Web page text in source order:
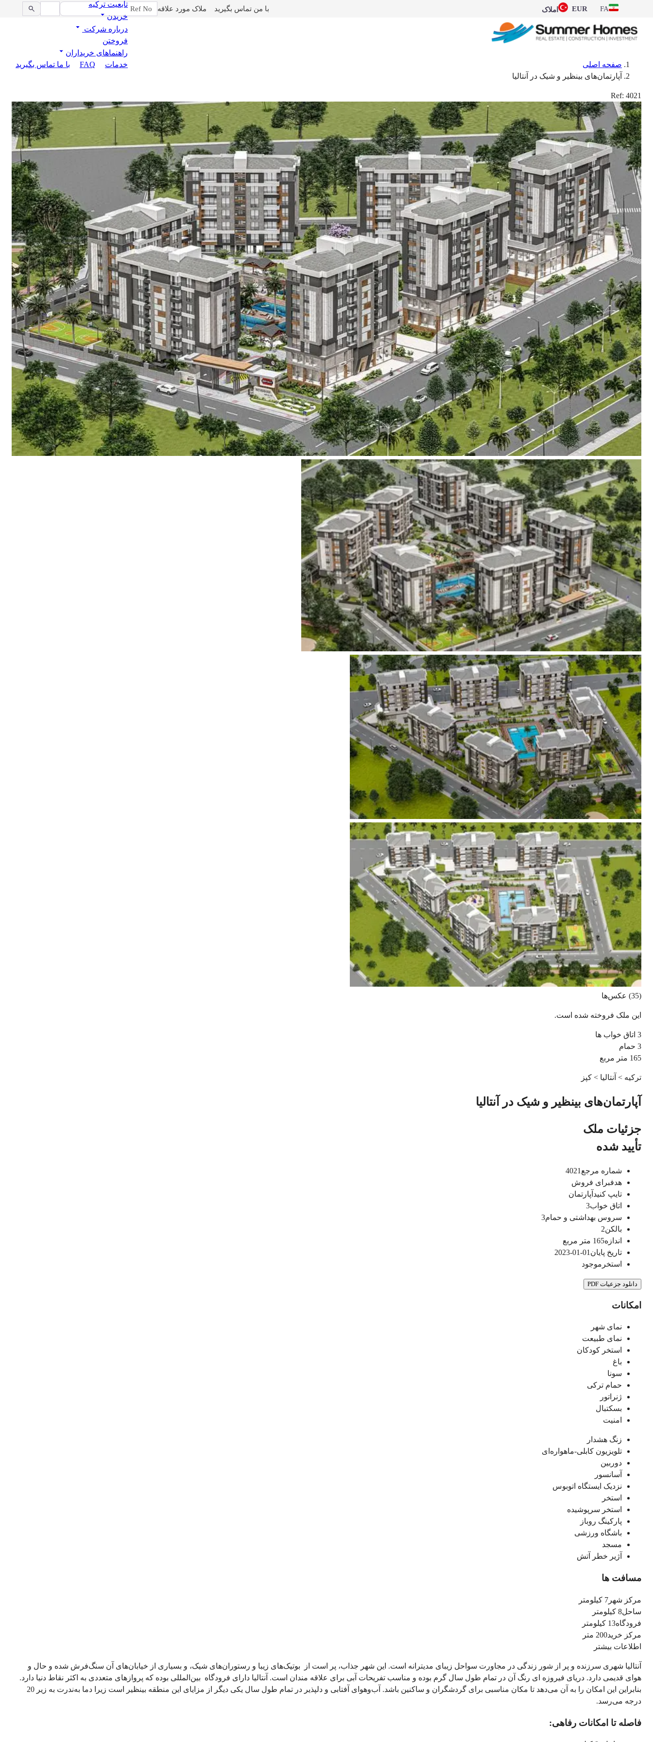
FA
EUR املاک با من تماس بگیرید ملاک مورد علاقه
تابعیت ترکیه
خریدن
درباره شرکت
فروختن
راهنماهای خریداران
خدمات
FAQ با ما تماس بگیرید
صفحه اصلی
آپارتمان‌های بینظیر و شیک در آنتالیا
Ref: 4021
(35) عکس‌ها
این ملک فروخته شده است.
3 اتاق خواب ها
3 حمام
165 متر مربع
ترکیه > آنتالیا > کپز
آپارتمان‌های بینظیر و شیک در آنتالیا
جزئیات ملک
تأیید شده
شماره مرجع 4021
هدفبرای فروش
تایپ کنید آپارتمان
اتاق خواب3
سروس بهداشتی و حمام3
بالکن2
اندازه165 متر مربع
تاریخ پایان 01-01-2023
استخر موجود
دانلود جزعیات PDF
امکانات
نمای شهر
نمای طبیعت
استخر کودکان
باغ
سونا
حمام ترکی
ژنراتور
بسکتبال
امنیت
زنگ هشدار
تلویزیون کابلی-ماهواره‌ای
دوربین
آسانسور
نزدیک ایستگاه اتوبوس
استخر
استخر سرپوشیده
پارکینگ روباز
باشگاه ورزشی
مسجد
آژیر خطر آتش
مسافت ها
مرکز شهر 7 کیلومتر
ساحل8 کیلومتر
فرودگاه13 کیلومتر
مرکز خرید200 متر
اطلاعات بیشتر
آنتالیا شهری سرزنده و پر از شور زندگی در مجاورت سواحل زیبای مدیترانه است. این شهر جذاب، پر است از بوتیک‌های زیبا و رستوران‌های شیک، و بسیاری از خیابان‌های آن سنگ‌فرش شده و حال و
هوای قدیمی دارد. دریای فیروزه ای رنگ آن در تمام طول سال گرم بوده و مناسب تفریحات آبی برای علاقه مندان است. آنتالیا دارای فرودگاه بین‌المللی بوده که پروازهای متعددی به اکثر نقاط دنیا دارد.
بنابراین این امکان را به آن می‌دهد تا مکان مناسبی برای گردشگران و ساکنین باشد. آب‌وهوای آفتابی و دلپذیر در تمام طول سال یکی دیگر از مزایای این منطقه ‌بینظیر است زیرا دما به‌ندرت به زیر 20
درجه می‌رسد.
فاصله تا امکانات رفاهی: